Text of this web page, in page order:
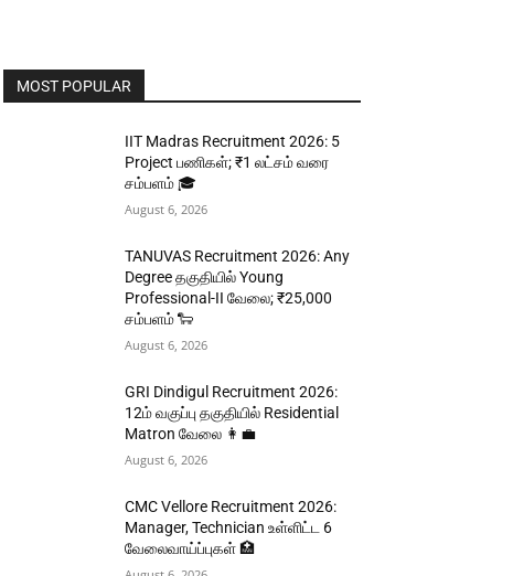
MOST POPULAR
IIT Madras Recruitment 2026: 5
Project பணிகள்; ₹1 லட்சம் வரை
சம்பளம் 🎓
August 6, 2026
TANUVAS Recruitment 2026: Any
Degree தகுதியில் Young
Professional-II வேலை; ₹25,000
சம்பளம் 🐑
August 6, 2026
GRI Dindigul Recruitment 2026:
12ம் வகுப்பு தகுதியில் Residential
Matron வேலை 👩‍💼
August 6, 2026
CMC Vellore Recruitment 2026:
Manager, Technician உள்ளிட்ட 6
வேலைவாய்ப்புகள் 🏥